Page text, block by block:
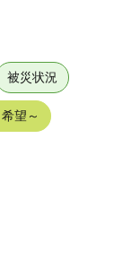
被災状況
望～